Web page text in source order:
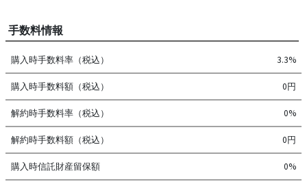
手数料情報
購入時手数料率（税込） 3.3%
購入時手数料額（税込） 0円
解約時手数料率（税込） 0%
解約時手数料額（税込） 0円
購入時信託財産留保額 0%